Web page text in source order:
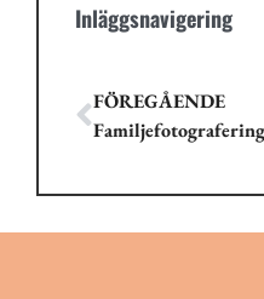
Inläggsnavigering
FÖREGÅENDE
Familjefotografering